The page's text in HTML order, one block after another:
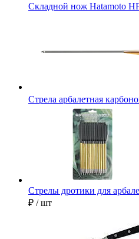
Складной нож Hatamoto
Стрела арбалетная
Стрелы дротики для
₽ / шт